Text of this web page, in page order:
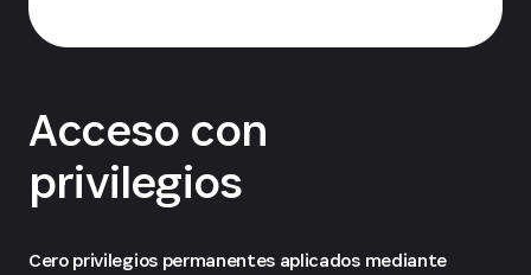
Acceso con
privilegios
Cero privilegios permanentes aplicados mediante